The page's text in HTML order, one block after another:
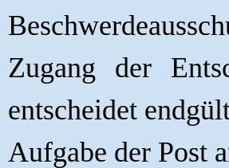
Zugang der
entscheidet
Aufgabe der Post